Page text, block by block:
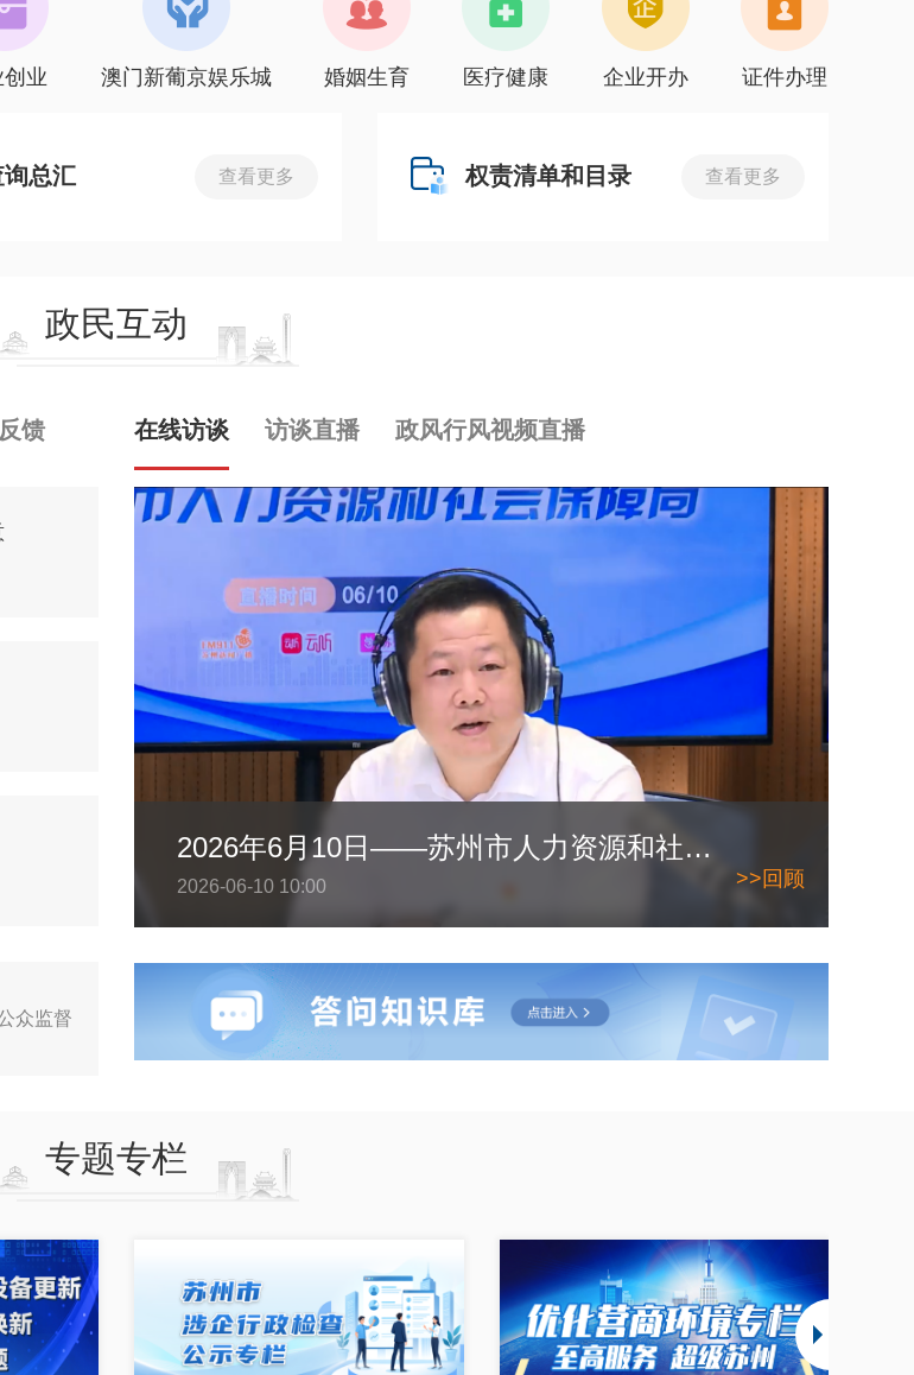
创业 澳门新葡京娱乐城 婚姻生育 医疗健康 企业开办 证件办理
询总汇 查看更多 权责清单和目录 查看更多
政民互动
馈
众监督
在线访谈 访谈直播 政风行风视频直播
2026年6月10日——苏州市人力资源和社会保障局
2026-06-10 10:00 >>回顾
专题专栏